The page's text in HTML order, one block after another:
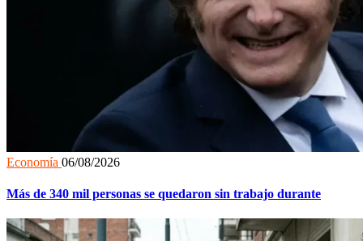
Economía 06/08/2026
Más de 340 mil personas se quedaron sin trabajo durante